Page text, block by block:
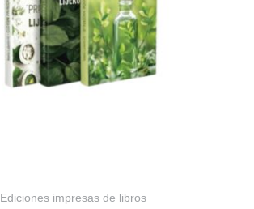
Ediciones impresas de libros